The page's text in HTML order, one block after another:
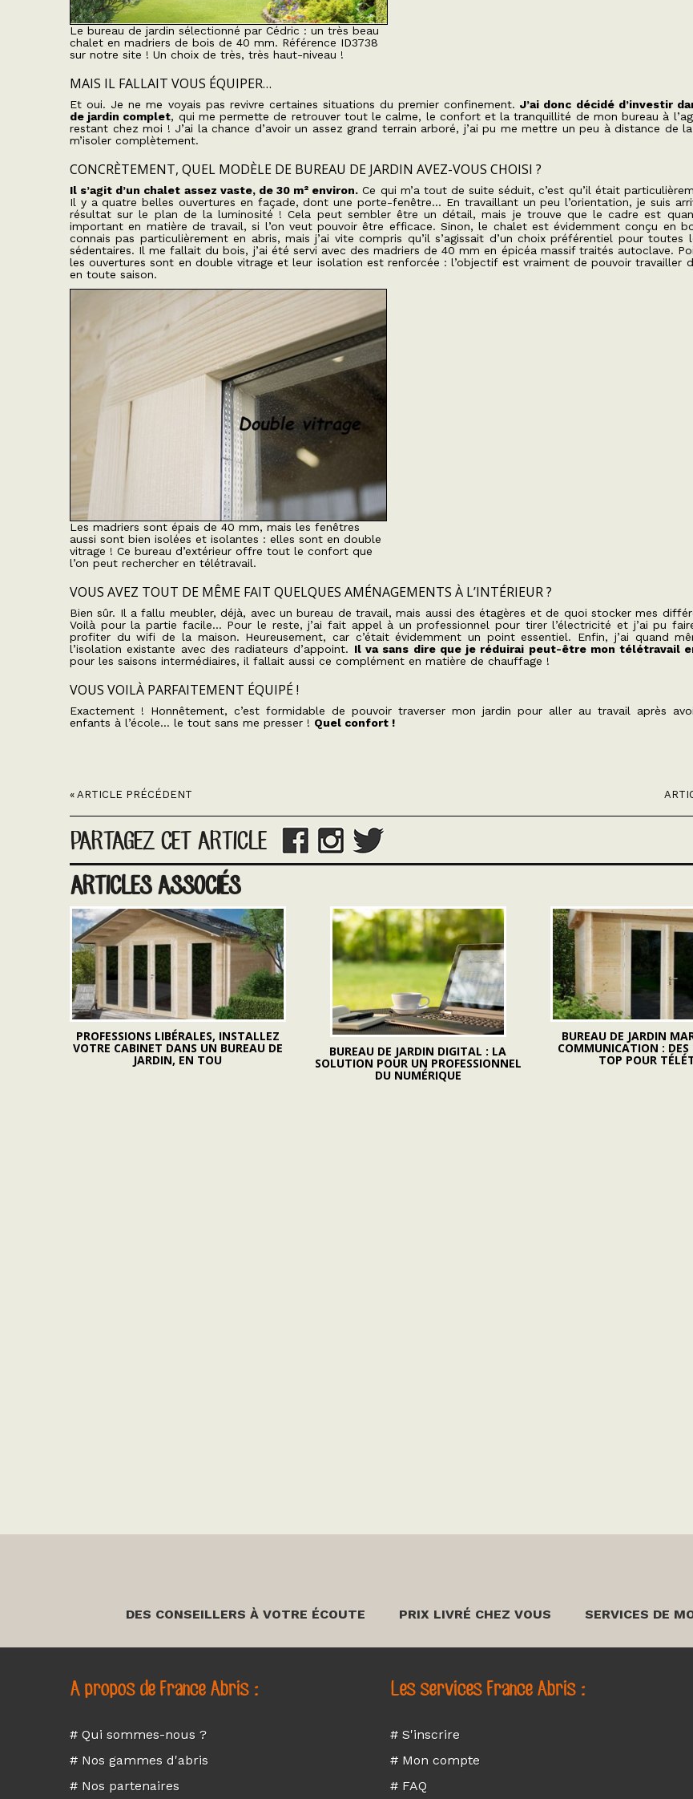
Le bureau de jardin sélectionné par Cédric : un très beau
chalet en madriers de bois de 40 mm. Référence ID3738
sur notre site ! Un choix de très, très haut-niveau !
MAIS IL FALLAIT VOUS ÉQUIPER…
Et oui. Je ne me voyais pas revivre certaines situations du premier confinement.J’ai donc décidé d’investir
de jardin complet, qui me permette de retrouver tout le calme, le confort et la tranquillité de mon bureau à
restant chez moi ! J’ai la chance d’avoir un assez grand terrain arboré, j’ai pu me mettre un peu à distance de
m’isoler complètement.
CONCRÈTEMENT, QUEL MODÈLE DE BUREAU DE JARDIN AVEZ-VOUS CHOISI ?
Il s’agit d’un chalet assez vaste, de 30 m² environ. Ce qui m’a tout de suite séduit, c’est qu’il était
Il y a quatre belles ouvertures en façade, dont une porte-fenêtre… En travaillant un peu l’orientation, je suis
résultat sur le plan de la luminosité ! Cela peut sembler être un détail, mais je trouve que le cadre est
important en matière de travail, si l’on veut pouvoir être efficace. Sinon, le chalet est évidemment conçu en
connais pas particulièrement en abris, mais j’ai vite compris qu’il s’agissait d’un choix préférentiel pour toutes
sédentaires. Il me fallait du bois, j’ai été servi avec des madriers de 40 mm en épicéa massif traités autoclave.
les ouvertures sont en double vitrage et leur isolation est renforcée : l’objectif est vraiment de pouvoir travailler
en toute saison.
Les madriers sont épais de 40 mm, mais les fenêtres
aussi sont bien isolées et isolantes : elles sont en double
vitrage ! Ce bureau d’extérieur offre tout le confort que
l’on peut rechercher en télétravail.
VOUS AVEZ TOUT DE MÊME FAIT QUELQUES AMÉNAGEMENTS À L’INTÉRIEUR ?
Bien sûr. Il a fallu meubler, déjà, avec un bureau de travail, mais aussi des étagères et de quoi stocker mes
Voilà pour la partie facile… Pour le reste, j’ai fait appel à un professionnel pour tirer l’électricité et j’ai pu
profiter du wifi de la maison. Heureusement, car c’était évidemment un point essentiel. Enfin, j’ai quand
l’isolation existante avec des radiateurs d’appoint. Il va sans dire que je réduirai peut-être mon télétravail
pour les saisons intermédiaires, il fallait aussi ce complément en matière de chauffage !
VOUS VOILÀ PARFAITEMENT ÉQUIPÉ !
Exactement ! Honnêtement, c’est formidable de pouvoir traverser mon jardin pour aller au travail après
enfants à l’école… le tout sans me presser ! Quel confort !
« ARTICLE PRÉCÉDENT
PARTAGEZ CET ARTICLE
ARTICLES ASSOCIÉS
PROFESSIONS LIBÉRALES, INSTALLEZ
VOTRE CABINET DANS UN BUREAU DE
JARDIN, EN TOU
BUREAU DE JARDIN DIGITAL : LA
SOLUTION POUR UN PROFESSIONNEL
DU NUMÉRIQUE
BUREAU DE JARDIN
COMMUNICATION : DES
TOP POUR
DES CONSEILLERS À VOTRE ÉCOUTE PRIX LIVRÉ CHEZ VOUS SERVICES DE
A propos de France Abris :
# Qui sommes-nous ?
# Nos gammes d'abris
# Nos partenaires
Les services France Abris :
# S'inscrire
# Mon compte
# FAQ